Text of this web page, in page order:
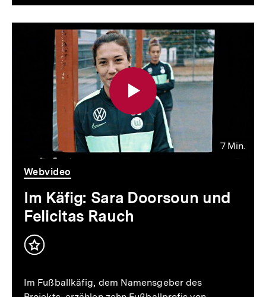
7 Min.
Video
Dauer
7
Min.
Webvideo
Im Käfig: Sara Doorsoun und
Felicitas Rauch
Inhalt
Im Fußballkäfig, dem Namensgeber des